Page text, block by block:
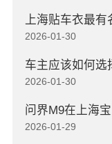
上海贴车衣最有
2026-01-30
车主应该如何选
2026-01-30
2026-01-29